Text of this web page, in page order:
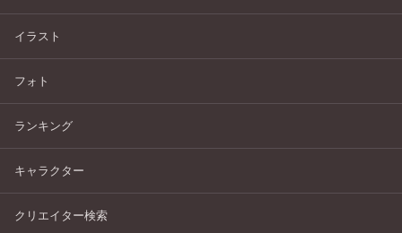
イラスト
フォト
ランキング
キャラクター
クリエイター検索